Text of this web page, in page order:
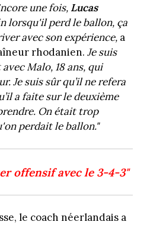
une fois, Lucas
lorsqu'il perd le ballon, ça
avec son expérience,a
rhodanien. Je suis
Malo, 18 ans, qui
Je suis sûr qu’il ne refera
a faite sur le deuxième
On était trop
perdait le ballon."
offensif avec le 3-4-3"
le coach néerlandais a